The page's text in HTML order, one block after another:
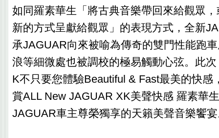
如同羅素華生「將古典音樂帶回來給觀眾
新的方式呈獻給觀眾」的表現方式，全新
承JAGUAR向來被喻為傳奇的雙門性能跑
浪等細微處也被調校的極易觸動心弦。此
K不只要您體驗Beautiful & Fast最美的快感
賞ALL New JAGUAR XK美聲快感 羅素華
JAGUAR車主尊榮獨享的天籟美聲音樂饗